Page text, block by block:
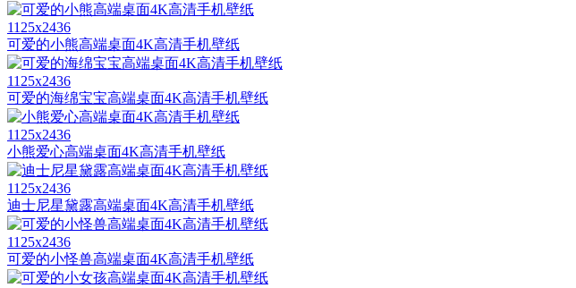
1125x2436
可爱的小熊高端桌面4K高清手机壁纸
1125x2436
可爱的海绵宝宝高端桌面4K高清手机壁纸
1125x2436
小熊爱心高端桌面4K高清手机壁纸
1125x2436
迪士尼星黛露高端桌面4K高清手机壁纸
1125x2436
可爱的小怪兽高端桌面4K高清手机壁纸